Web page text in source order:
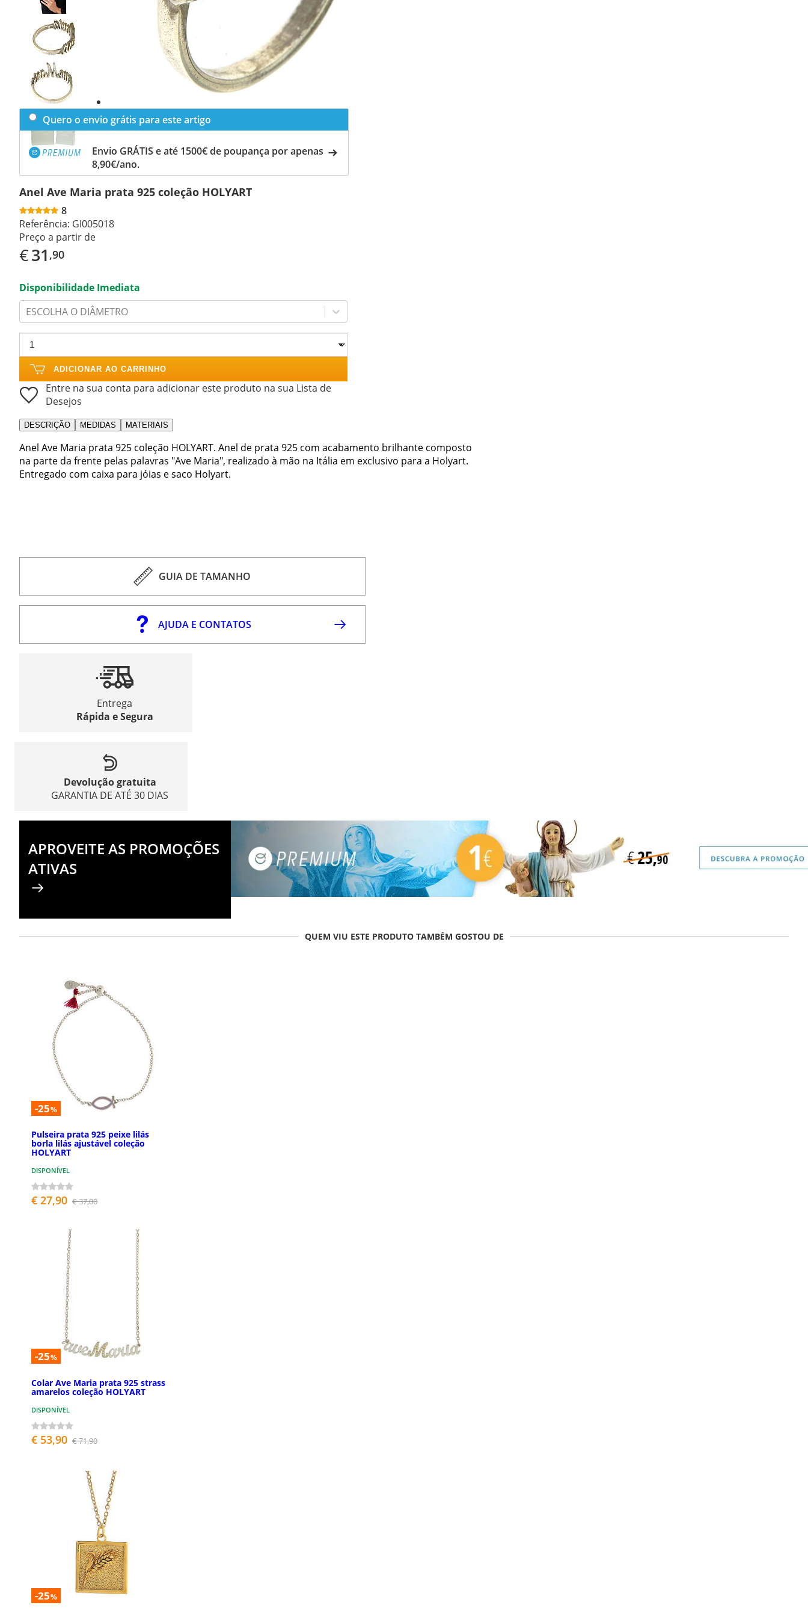
Previous
Next
Quero o envio grátis para este artigo
Envio GRÁTIS e até 1500€ de poupança por apenas
8,90€/ano.
Anel Ave Maria prata 925 coleção HOLYART
8
Referência: GI005018
Preço a partir de
€31 ,90
Disponibilidade Imediata
ESCOLHA O DIÂMETRO
ADICIONAR AO CARRINHO
Entre na sua conta para adicionar este produto na sua Lista de
Desejos
DESCRIÇÃO MEDIDAS MATERIAIS
Anel Ave Maria prata 925 coleção HOLYART. Anel de prata 925 com acabamento brilhante composto
na parte da frente pelas palavras "Ave Maria", realizado à mão na Itália em exclusivo para a Holyart.
Entregado com caixa para jóias e saco Holyart.
GUIA DE TAMANHO
AJUDA E CONTATOS
Entrega
Rápida e Segura
Devolução gratuita
GARANTIA DE ATÉ 30 DIAS
APROVEITE AS PROMOÇÕES
ATIVAS
QUEM VIU ESTE PRODUTO TAMBÉM GOSTOU DE
-25%
Pulseira prata 925 peixe lilás
borla lilás ajustável coleção
HOLYART
DISPONÍVEL
€ 27,90 € 37,00
-25%
Colar Ave Maria prata 925 strass
amarelos coleção HOLYART
DISPONÍVEL
€ 53,90 € 71,90
-25%